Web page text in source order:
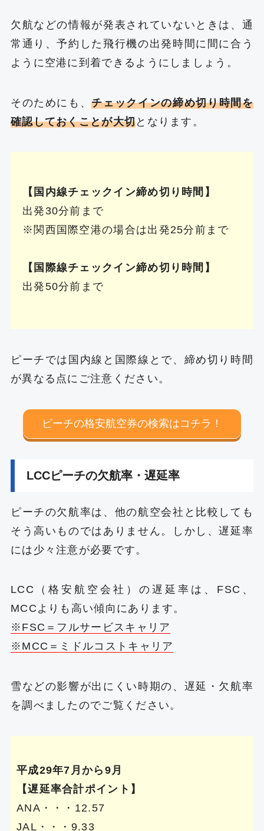
欠航などの情報が発表されていないときは、通
常通り、予約した飛行機の出発時間に間に合う
ように空港に到着できるようにしましょう。
そのためにも、チェックインの締め切り時間を
確認しておくことが大切となります。
【国内線チェックイン締め切り時間】
出発30分前まで
※関西国際空港の場合は出発25分前まで
【国際線チェックイン締め切り時間】
出発50分前まで
ピーチでは国内線と国際線とで、締め切り時間
が異なる点にご注意ください。
ピーチの格安航空券の検索はコチラ！
LCCピーチの欠航率・遅延率
ピーチの欠航率は、他の航空会社と比較しても
そう高いものではありません。しかし、遅延率
には少々注意が必要です。
LCC（格安航空会社）の遅延率は、FSC、
MCCよりも高い傾向にあります。
※FSC＝フルサービスキャリア
※MCC＝ミドルコストキャリア
雪などの影響が出にくい時期の、遅延・欠航率
を調べましたのでご覧ください。
平成29年7月から9月
【遅延率合計ポイント】
ANA・・・12.57
JAL・・・9.33